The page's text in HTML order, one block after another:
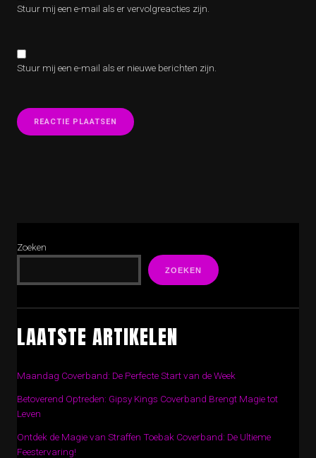
Stuur mij een e-mail als er vervolgreacties zijn.
Stuur mij een e-mail als er nieuwe berichten zijn.
Zoeken
ZOEKEN
LAATSTE ARTIKELEN
Maandag Coverband: De Perfecte Start van de Week
Betoverend Optreden: Gipsy Kings Coverband Brengt Magie tot
Leven
Ontdek de Magie van Straffen Toebak Coverband: De Ultieme
Feestervaring!